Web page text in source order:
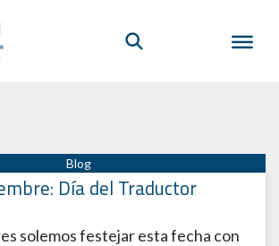
Día del Traductor
solemos festejar esta fecha con